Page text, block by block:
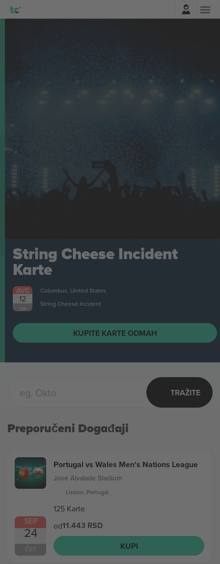
String Cheese Incident
Karte
AVG
12
SRE
Columbus, United States
String Cheese Incident
KUPITE KARTE ODMAH
TRAŽITE
Preporučeni Događaji
SEP
24
ČET
Portugal vs Wales Men's Nations League
José Alvalade Stadium
Lisbon, Portugal
125 Karte
od11.443 RSD
KUPI